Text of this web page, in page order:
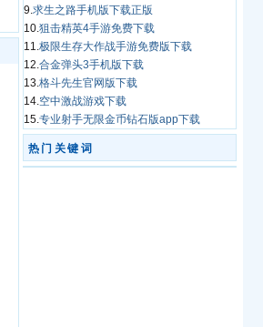
9.求生之路手机版下载正版
10.狙击精英4手游免费下载
11.极限生存大作战手游免费版下载
12.合金弹头3手机版下载
13.格斗先生官网版下载
14.空中激战游戏下载
15.专业射手无限金币钻石版app下载
热门关键词